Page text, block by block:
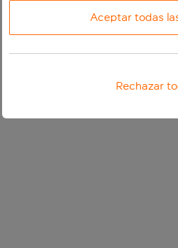
Aceptar todas
Rechazar